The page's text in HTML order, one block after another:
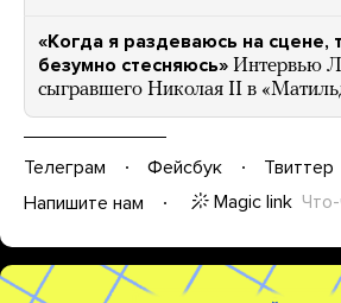
«Когда я раздеваюсь на сцене,
безумно стесняюсь» Интервью
сыгравшего Николая II в
Телеграм Фейсбук Твиттер
Напишите нам
Magic link